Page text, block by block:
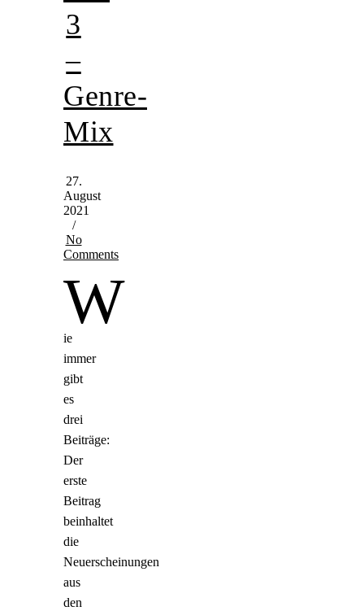
3
–
Genre-
Mix
27.
August
2021
/
No
Comments
W
ie
immer
gibt
es
drei
Beiträge:
Der
erste
Beitrag
beinhaltet
die
Neuerscheinungen
aus
den